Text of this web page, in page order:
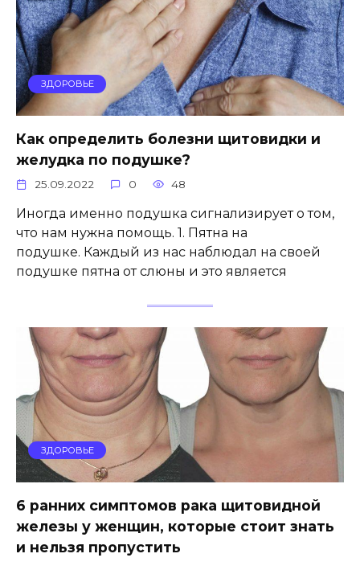
ЗДОРОВЬЕ
Как определить болезни щитовидки и
желудка по подушке?
25.09.2022 0 48
Иногда именно подушка сигнализирует о том,
что нам нужна помощь. 1. Пятна на
подушке. Каждый из нас наблюдал на своей
подушке пятна от слюны и это является
ЗДОРОВЬЕ
6 ранних симптомов рака щитовидной
железы у женщин, которые стоит знать
и нельзя пропустить